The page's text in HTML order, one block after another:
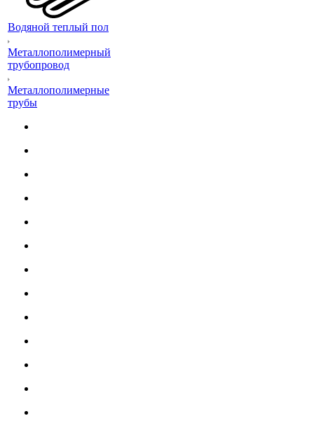
Водяной теплый пол
Металлополимерный
трубопровод
Металлополимерные
трубы